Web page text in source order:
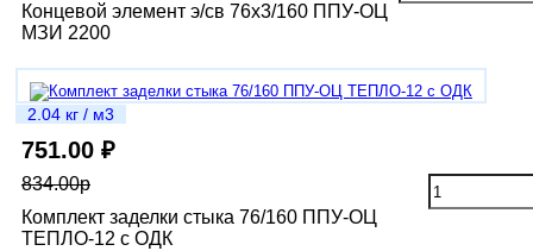
Концевой элемент э/св 76х3/160 ППУ-ОЦ
МЗИ 2200
2.04 кг / м3
751.00 ₽
834.00р
Комплект заделки стыка 76/160 ППУ-ОЦ
ТЕПЛО-12 с ОДК